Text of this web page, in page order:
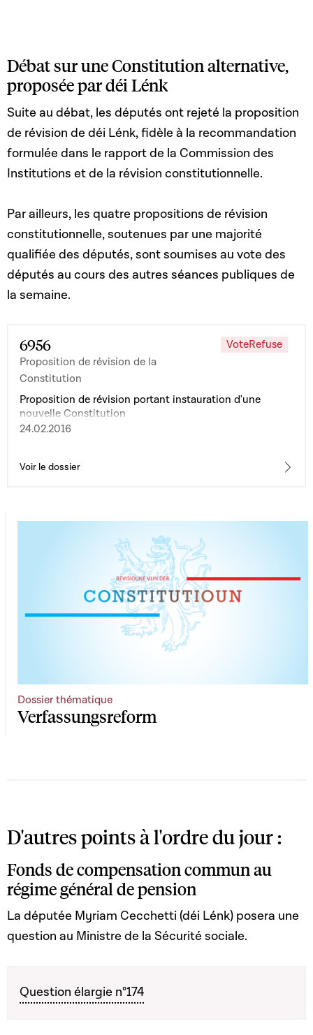
Débat sur une Constitution alternative,
proposée par déi Lénk
Suite au débat, les députés ont rejeté la proposition
de révision de déi Lénk, fidèle à la recommandation
formulée dans le rapport de la Commission des
Institutions et de la révision constitutionnelle.
Par ailleurs, les quatre propositions de révision
constitutionnelle, soutenues par une majorité
qualifiée des députés, sont soumises au vote des
députés au cours des autres séances publiques de
la semaine.
6956
Proposition de révision de la
Constitution
VoteRefuse
Proposition de révision portant instauration d'une
nouvelle Constitution
24.02.2016
Voir le dossier
Verfassungsreform
Dossier thématique
D'autres points à l'ordre du jour :
Fonds de compensation commun au
régime général de pension
La députée Myriam Cecchetti (déi Lénk) posera une
question au Ministre de la Sécurité sociale.
Question élargie n°174